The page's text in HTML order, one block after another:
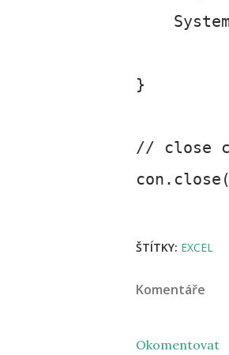
}
// close
ŠTÍTKY: EXCEL
Komentáře
Okomentovat